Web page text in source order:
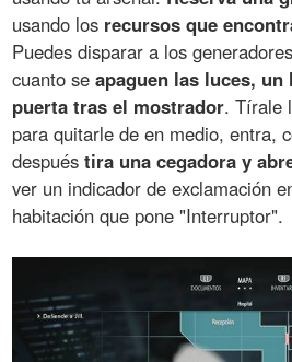
usando los recursos que
Puedes disparar a los
cuanto seapaguen las luces,
puerta tras el mostrador. Tírale
para quitarle de en medio, entra,
despuéstira una cegadora y
ver un indicador de exclamación
habitación que pone "Interruptor".